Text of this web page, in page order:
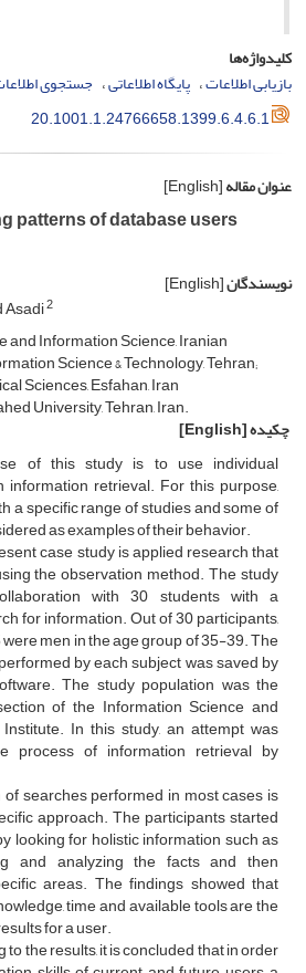
کلیدواژه‌ها
بازیابی اطلاعات پایگاه اطلاعاتی جستجوی
20.1001.1.24766658.1399.6.4.6.1
عنوان مقاله[English]
patterns of database users
نویسندگان[English]
Asadi2
and Information Science, Iranian
Science & Technology, Tehran;
Sciences, Esfahan, Iran
University, Tehran, Iran.
چکیده[English]
of this study is to use individual
information retrieval. For this purpose,
a specific range of studies and some of
as examples of their behavior.
case study is applied research that
the observation method. The study
with 30 students with a
for information. Out of 30 participants,
men in the age group of 35-39. The
by each subject was saved by
The study population was the
of the Information Science and
In this study, an attempt was
process of information retrieval by
searches performed in most cases is
approach. The participants started
looking for holistic information such as
and analyzing the facts and then
areas. The findings showed that
time and available tools are the
for a user.
to the results, it is concluded that in order